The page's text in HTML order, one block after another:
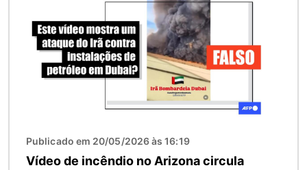
Publicado em 20/05/2026 às 16:19
Vídeo de incêndio no Arizona circula